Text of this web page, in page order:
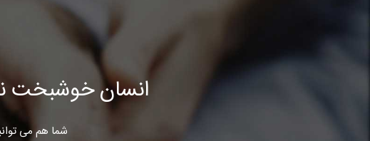
انسان خوشبخت
شما هم می